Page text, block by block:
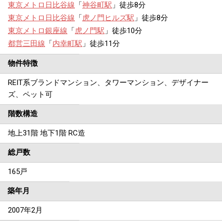
東京メトロ日比谷線 「神谷町駅 」徒歩8分
東京メトロ日比谷線 「虎ノ門ヒルズ駅 」徒歩8分
東京メトロ銀座線 「虎ノ門駅 」徒歩10分
都営三田線 「内幸町駅 」徒歩11分
物件特徴
REIT系ブランドマンション、タワーマンション、デザイナー
ズ、ペット可
階数構造
地上31階 地下1階 RC造
総戸数
165戸
築年月
2007年2月